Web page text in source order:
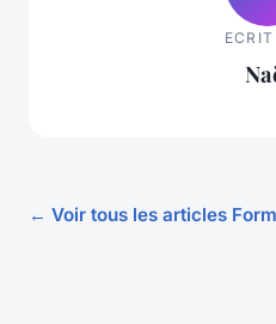
ECRIT
← Voir tous les articles